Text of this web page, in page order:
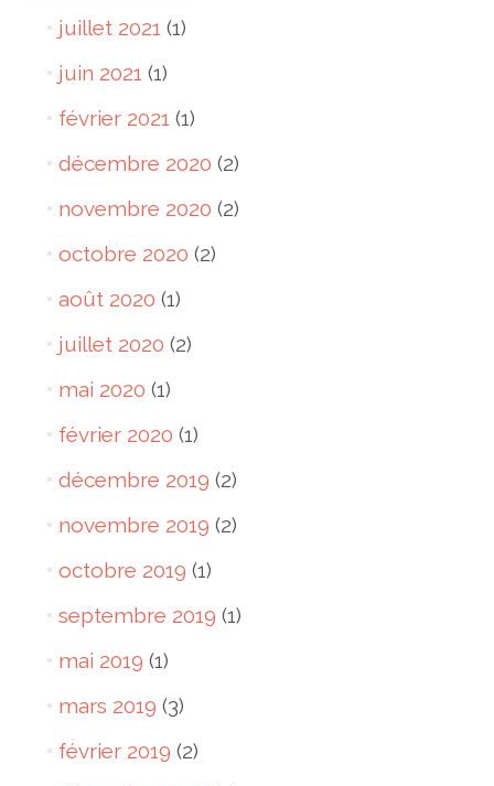
juillet 2021 (1)
juin 2021 (1)
février 2021 (1)
décembre 2020 (2)
novembre 2020 (2)
octobre 2020 (2)
août 2020 (1)
juillet 2020 (2)
mai 2020 (1)
février 2020 (1)
décembre 2019 (2)
novembre 2019 (2)
octobre 2019 (1)
septembre 2019 (1)
mai 2019 (1)
mars 2019 (3)
février 2019 (2)